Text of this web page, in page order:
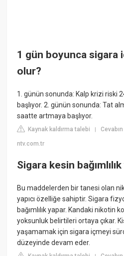
1 gün boyunca sigara
olur?
1. günün sonunda: Kalp krizi riski
başlıyor. 2. günün sonunda: Tat
saatte artmaya başlıyor.
Kaynak kaldırma talebi |
ntv.com.tr
Sigara kesin
Bu maddelerden bir tanesi olan
yapıcı özelliğe sahiptir. Sigara
bağımlılık yapar. Kandaki nikotin
yoksunluk belirtileri ortaya çıkar.
yaşamamak için sigara içmeyi
düzeyinde devam eder.